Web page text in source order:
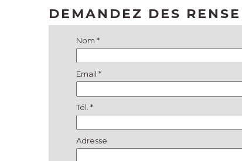
DEMANDEZ DES
Nom *
Email *
Tél. *
Adresse